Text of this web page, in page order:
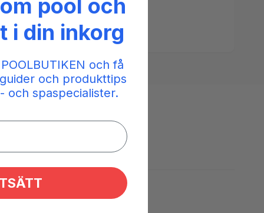
pool och
i din inkorg
och få
och produkttips
och spaspecialister.